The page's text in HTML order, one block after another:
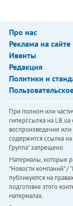
Про нас
Реклама на сайте
Ивенты
Редакция
Политики и
При полном или
гиперссылка на
воспроизведение
содержится ссылка на
Группа" запрещено.
Материалы, которые
"Новости компаний" /
публикуются на
подготовке этого
материалах.